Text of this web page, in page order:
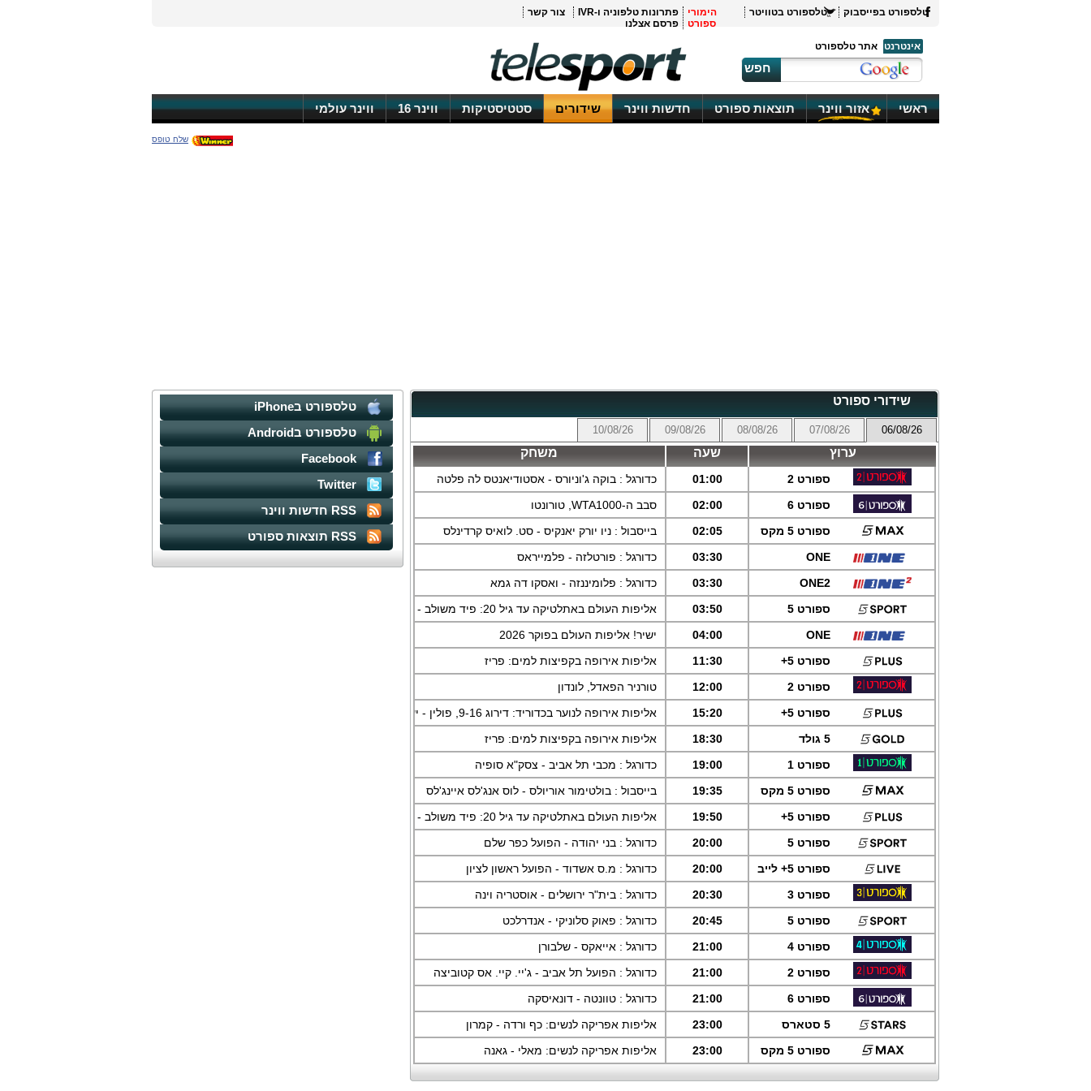
טלספורט בפייסבוק טלספורט בטוויטר
הימורי
ספורט
פתרונות טלפוניה ו-IVR
צור קשר
פרסם אצלנו
אינטרנט
אתר טלספורט
חפש
ראשי אזור ווינר תוצאות ספורט חדשות ווינר שידורים סטטיסטיקות ווינר 16 ווינר עולמי
שלח טופס
שידורי ספורט
06/08/26
07/08/26
08/08/26
09/08/26
10/08/26
ערוץ שעה משחק
ספורט 2 01:00
כדורגל : בוקה ג'וניורס - אסטודיאנטס לה פלטה
ספורט 6
02:00
סבב ה-WTA1000, טורונטו
ספורט 5 מקס
02:05
בייסבול : ניו יורק יאנקיס - סט. לואיס קרדינלס
ONE
03:30
כדורגל : פורטלזה - פלמייראס
ONE2
03:30
כדורגל : פלומיננזה - ואסקו דה גמא
ספורט 5
03:50
אליפות העולם באתלטיקה עד גיל 20: פיד משולב - ערב, אורגון
ONE
04:00
ישיר! אליפות העולם בפוקר 2026
ספורט 5+
11:30
אליפות אירופה בקפיצות למים: פריז
ספורט 2
12:00
טורניר הפאדל, לונדון
ספורט 5+
15:20
אליפות אירופה לנוער בכדוריד: דירוג 9-16, פולין - ישראל
5 גולד
18:30
אליפות אירופה בקפיצות למים: פריז
ספורט 1
19:00
כדורגל : מכבי תל אביב - צסק"א סופיה
ספורט 5 מקס
19:35
בייסבול : בולטימור אוריולס - לוס אנג'לס איינג'לס
ספורט 5+
19:50
אליפות העולם באתלטיקה עד גיל 20: פיד משולב - בוקר, אורגון
ספורט 5
20:00
כדורגל : בני יהודה - הפועל כפר שלם
ספורט 5+ לייב
20:00
כדורגל : מ.ס אשדוד - הפועל ראשון לציון
ספורט 3
20:30
כדורגל : בית"ר ירושלים - אוסטריה וינה
ספורט 5
20:45
כדורגל : פאוק סלוניקי - אנדרלכט
ספורט 4
21:00
כדורגל : אייאקס - שלבורן
ספורט 2
21:00
כדורגל : הפועל תל אביב - ג'יי. קיי. אס קטוביצה
ספורט 6
21:00
כדורגל : טוונטה - דונאיסקה
5 סטארס
23:00
אליפות אפריקה לנשים: כף ורדה - קמרון
ספורט 5 מקס
23:00 אליפות אפריקה לנשים: מאלי - גאנה
טלספורט בiPhone
טלספורט בAndroid
Facebook
Twitter
RSS חדשות ווינר
RSS תוצאות ספורט